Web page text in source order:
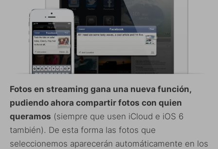
Fotos en streaming gana una nueva función,
pudiendo ahora compartir fotos con quien
queramos (siempre que usen iCloud e iOS 6
también). De esta forma las fotos que
seleccionemos aparecerán automáticamente en los